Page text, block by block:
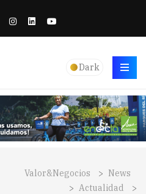
Dark
Valor&Negocios > News
> Actualidad
>